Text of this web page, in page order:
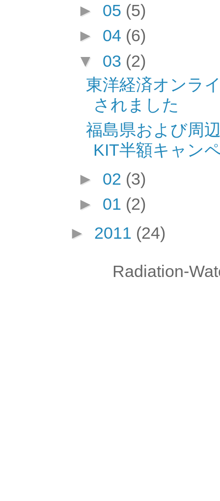
► 05 (5)
► 04 (6)
▼ 03 (2)
東洋経済オンラ
されました
福島県および周
KIT半額キャン
► 02 (3)
► 01 (2)
► 2011 (24)
Radiation-